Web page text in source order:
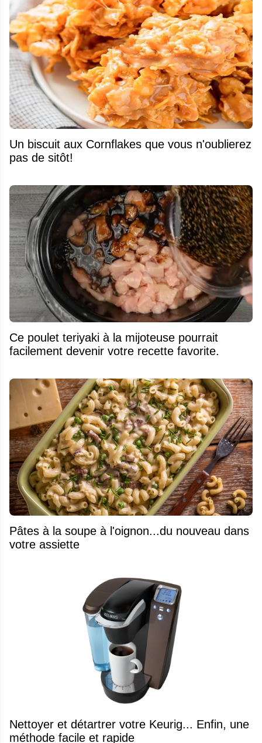
Un biscuit aux Cornflakes que vous n'oublierez
pas de sitôt!
Ce poulet teriyaki à la mijoteuse pourrait
facilement devenir votre recette favorite.
Pâtes à la soupe à l'oignon...du nouveau dans
votre assiette
Nettoyer et détartrer votre Keurig... Enfin, une
méthode facile et rapide